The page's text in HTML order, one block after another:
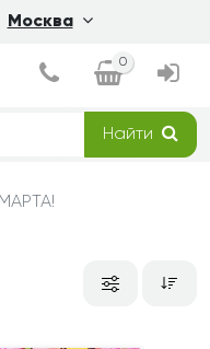
Москва
0
Найти